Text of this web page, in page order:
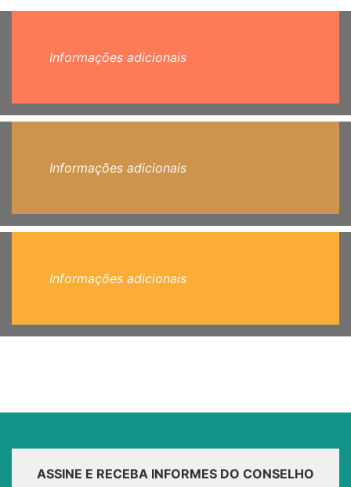
Informações adicionais
Informações adicionais
Informações adicionais
ASSINE E RECEBA INFORMES DO CONSELHO